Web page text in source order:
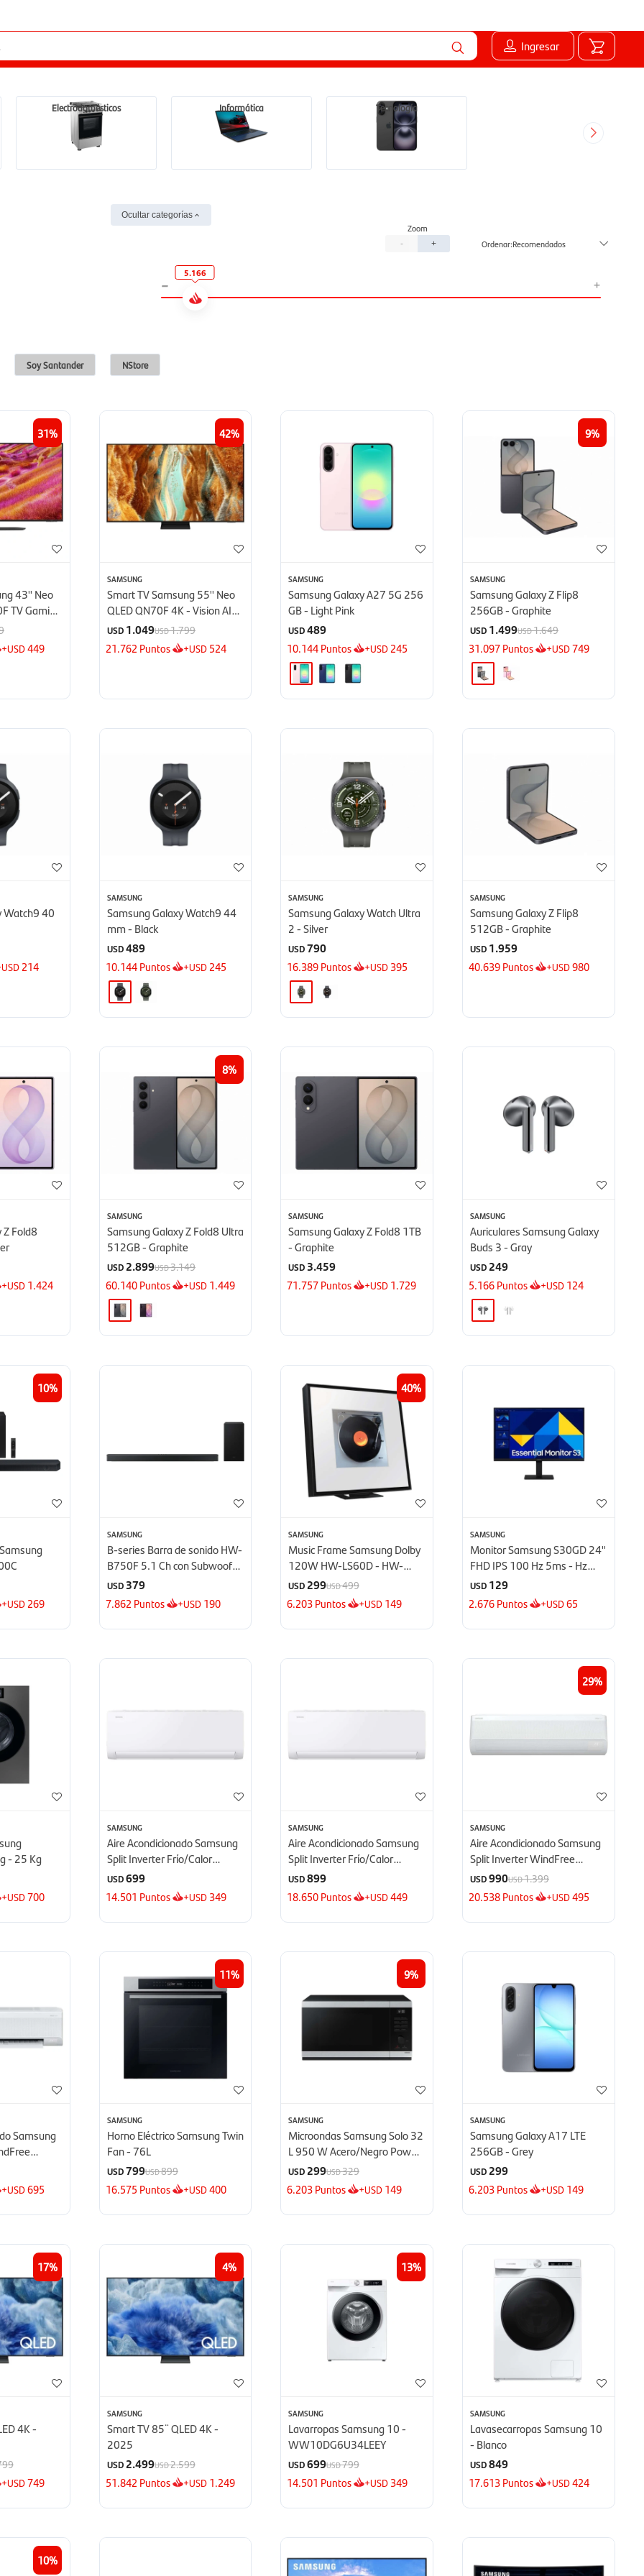
Ingresar
Electrodomésticos Informática Tecnología
Ocultar categorías
- + Recomendados
- +
5.166
Soy Santander NStore
31
43'' Neo
TV Gaming
+USD449
42
SAMSUNG
Smart TV Samsung 55'' Neo
QLED QN70F 4K - Vision AI
(2025)
USD 1.049USD1.799
21.762 Puntos +USD 524
SAMSUNG
Samsung Galaxy A27 5G 256
GB - Light Pink
USD489
10.144Puntos +USD245
9
SAMSUNG
Samsung Galaxy Z Flip8
256GB - Graphite
USD 1.499USD1.649
31.097Puntos +USD749
Watch9 40
USD 214
SAMSUNG
Samsung Galaxy Watch9 44
mm - Black
USD489
10.144Puntos +USD 245
SAMSUNG
Samsung Galaxy Watch Ultra
2 - Silver
USD790
16.389Puntos +USD 395
SAMSUNG
Samsung Galaxy Z Flip8
512GB - Graphite
USD 1.959
40.639Puntos +USD980
Fold8
+USD 1.424
8
SAMSUNG
Samsung Galaxy Z Fold8 Ultra
512GB - Graphite
USD2.899USD3.149
60.140Puntos +USD 1.449
SAMSUNG
Samsung Galaxy Z Fold8 1TB
- Graphite
USD 3.459
71.757Puntos +USD 1.729
SAMSUNG
Auriculares Samsung Galaxy
Buds 3 - Gray
USD249
5.166Puntos +USD 124
10
+USD 269
SAMSUNG
B-series Barra de sonido HW-
B750F 5.1 Ch con Subwoofer
- 2025
USD 379
7.862 Puntos +USD 190
40
SAMSUNG
Music Frame Samsung Dolby
120W HW-LS60D - HW-
LS60D
USD299USD499
6.203Puntos +USD 149
SAMSUNG
Monitor Samsung S30GD 24''
FHD IPS 100 Hz 5ms - Hz
5ms
USD 129
2.676Puntos +USD65
- 25 Kg
+USD700
SAMSUNG
Aire Acondicionado Samsung
Split Inverter Frío/Calor
12.000 BTU - BTU
USD699
14.501 Puntos +USD 349
SAMSUNG
Aire Acondicionado Samsung
Split Inverter Frío/Calor
18.000 BTU - BTU
USD899
18.650Puntos +USD449
29
SAMSUNG
Aire Acondicionado Samsung
Split Inverter WindFree
12000 BTU - BTU
USD990USD1.399
20.538Puntos +USD495
Samsung
+USD695
11
SAMSUNG
Horno Eléctrico Samsung Twin
Fan - 76L
USD799USD899
16.575 Puntos +USD400
9
SAMSUNG
Microondas Samsung Solo 32
L 950 W Acero/Negro Power
Defrost - Defrost
USD299USD329
6.203Puntos +USD 149
SAMSUNG
Samsung Galaxy A17 LTE
256GB - Grey
USD299
6.203Puntos +USD 149
17
4K -
+USD749
4
SAMSUNG
Smart TV 85¨ QLED 4K -
2025
USD2.499USD2.599
51.842 Puntos +USD 1.249
13
SAMSUNG
Lavarropas Samsung 10 -
WW10DG6U34LEEY
USD699USD799
14.501 Puntos +USD 349
SAMSUNG
Lavasecarropas Samsung 10
- Blanco
USD849
17.613Puntos +USD424
10